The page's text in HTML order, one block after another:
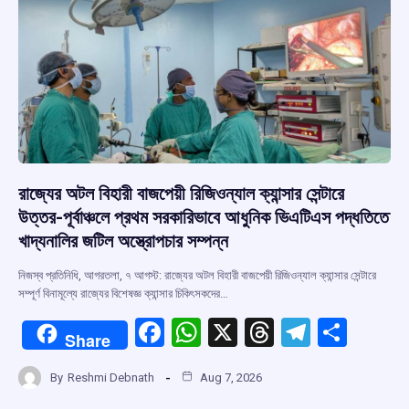
রাজ্যের অটল বিহারী বাজপেয়ী রিজিওন্যাল ক্যান্সার সেন্টারে
উত্তর-পূর্বাঞ্চলে প্রথম সরকারিভাবে আধুনিক ভিএটিএস পদ্ধতিতে
খাদ্যনালির জটিল অস্ত্রোপচার সম্পন্ন
নিজস্ব প্রতিনিধি, আগরতলা, ৭ আগস্ট: রাজ্যের অটল বিহারী বাজপেয়ী রিজিওন্যাল ক্যান্সার সেন্টারে
সম্পূর্ণ বিনামূল্যে রাজ্যের বিশেষজ্ঞ ক্যান্সার চিকিৎসকদের…
Share
F
ce
W
at
X
T
T
By Reshmi Debnath Aug 7, 2026